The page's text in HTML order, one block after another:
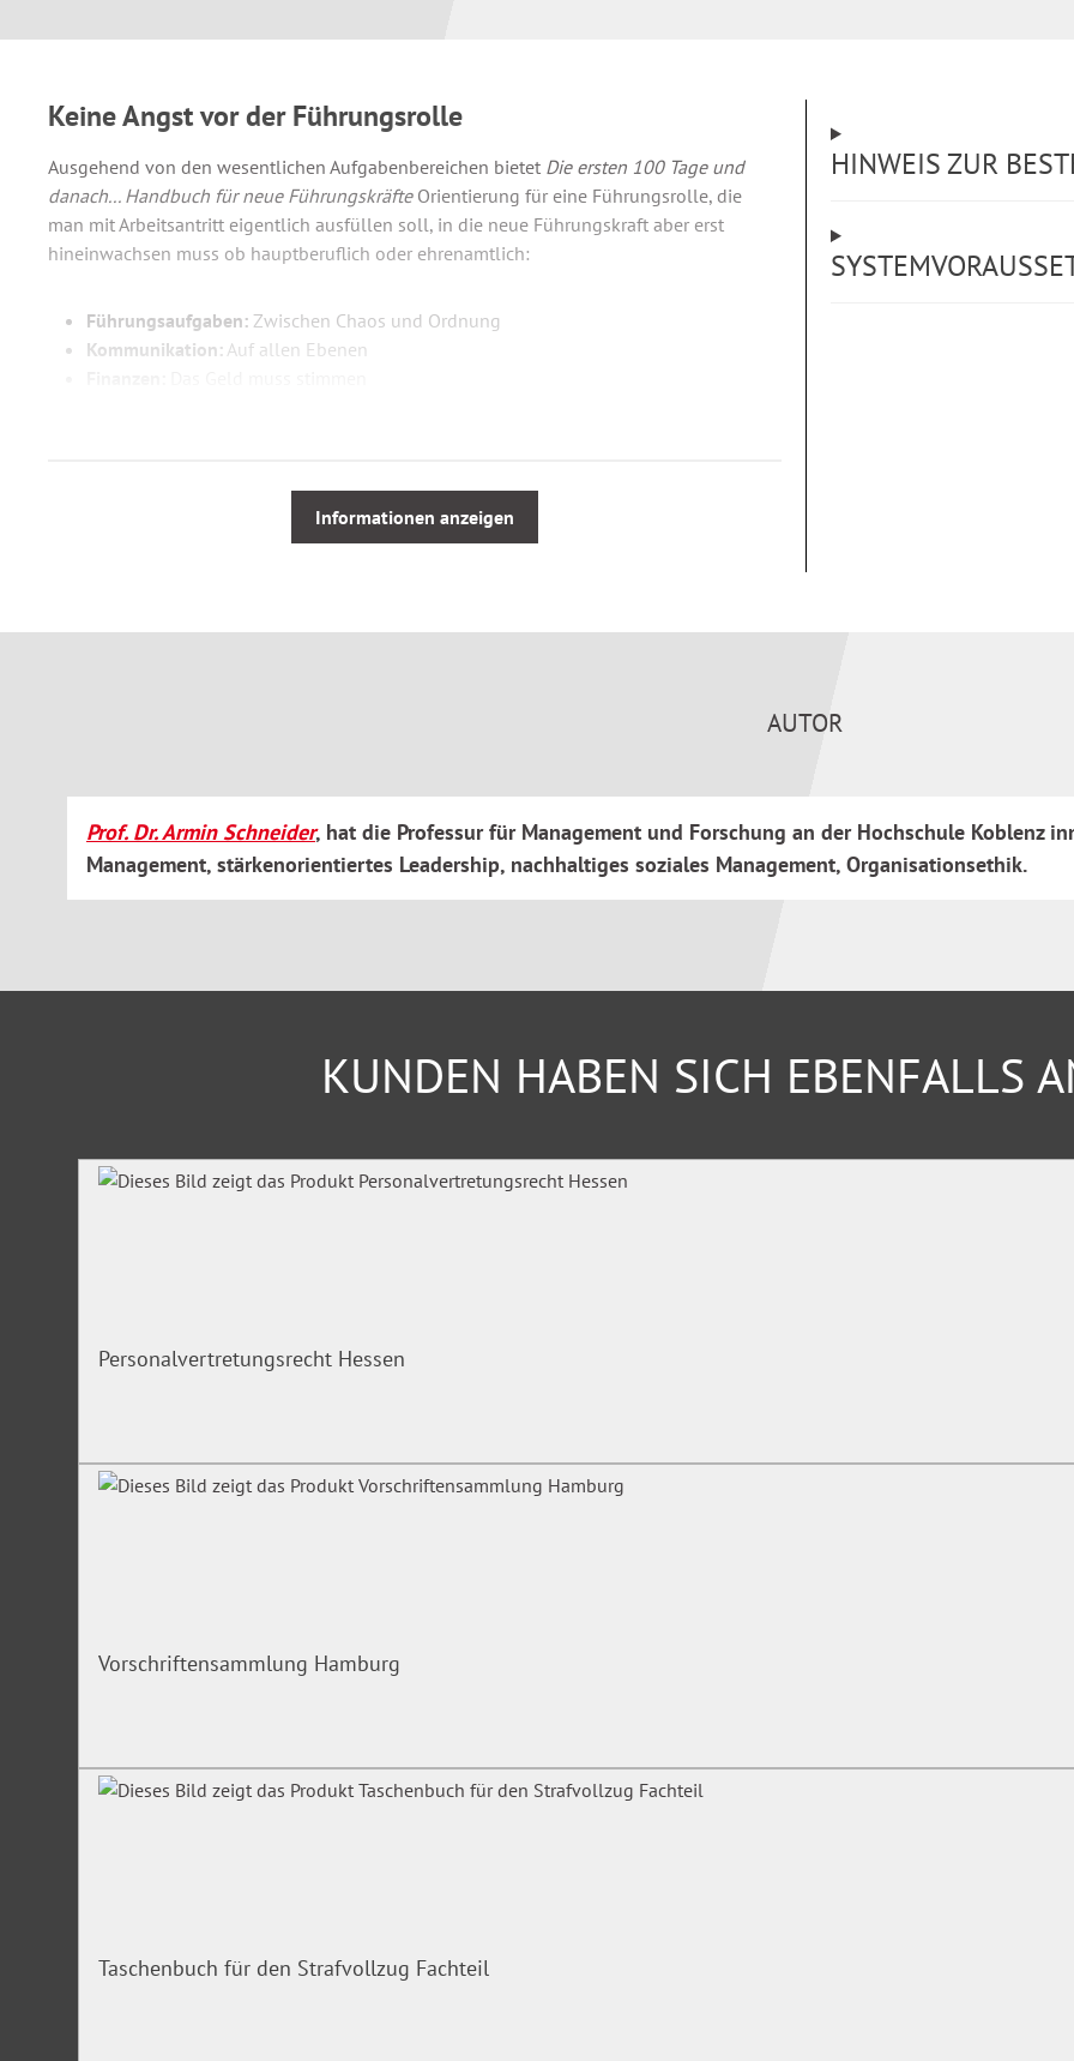
Keine Angst vor der Führungsrolle
Ausgehend von den wesentlichen Aufgabenbereichen bietet Die ersten 100 Tage und
danach... Handbuch für neue FührungskräfteOrientierung für eine Führungsrolle, die
man mit Arbeitsantritt eigentlich ausfüllen soll, in die neue Führungskraft aber erst
hineinwachsen muss ob hauptberuflich oder ehrenamtlich:
Führungsaufgaben: Zwischen Chaos und Ordnung
Kommunikation: Auf allen Ebenen
machen, Führung als positive Herausforderung zu begreifen und keine Angst vor Fehlern
Informationen anzeigen
HINWEIS ZUR
AUTOR
Prof. Dr. Armin Schneider, hat die Professur für Management und Forschung an der Hochschule Koblenz
Management, stärkenorientiertes Leadership, nachhaltiges soziales Management, Organisationsethik.
KUNDEN HABEN SICH EBENFALLS
Produktgalerie überspringen
Personalvertretungsrecht Hessen
Vorschriftensammlung Hamburg
Taschenbuch für den Strafvollzug Fachteil